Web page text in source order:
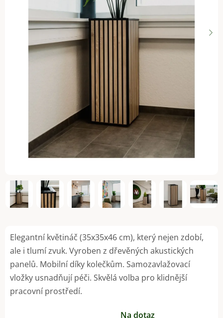
Elegantní květináč (35x35x46 cm), který nejen zdobí,
ale i tlumí zvuk. Vyroben z dřevěných akustických
panelů. Mobilní díky kolečkům. Samozavlažovací
vložky usnadňují péči. Skvělá volba pro klidnější
pracovní prostředí.
Na dotaz